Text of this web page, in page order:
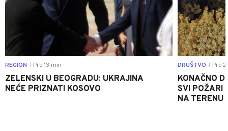
REGION Pre 13 min
ZELENSKI U BEOGRADU: UKRAJINA
NEĆE PRIZNATI KOSOVO
DRUŠTVO Pre
KONAČNO
SVI POŽARI
NA TERENU